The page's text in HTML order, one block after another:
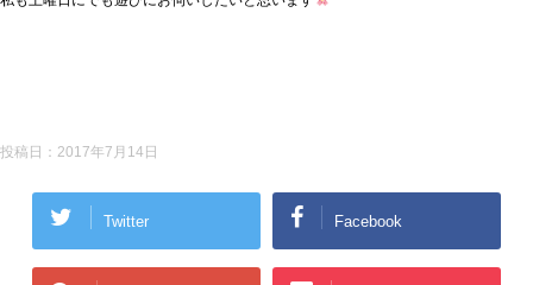
投稿日： 2017年7月14日
Twitter Facebook